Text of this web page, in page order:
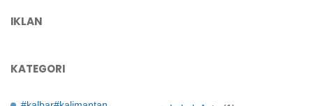
IKLAN
KATEGORI